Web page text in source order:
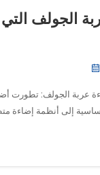
الجولف
عربة الجولف: تطورت
إلى أنظمة إضاءة
الملعب خلال الساعات